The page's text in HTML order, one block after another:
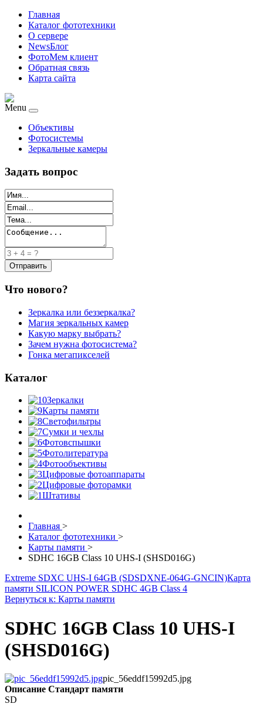
Главная
Каталог фототехники
О сервере
NewsБлог
ФотоМем клиент
Обратная связь
Карта сайта
Menu
Объективы
Фотосистемы
Зеркальные камеры
Задать вопрос
Что нового?
Зеркалка или беззеркалка?
Магия зеркальных камер
Какую марку выбрать?
Зачем нужна фотосистема?
Гонка мегапикселей
Каталог
Зеркалки
Карты памяти
Светофильтры
Сумки и чехлы
Фотовспышки
Фотолитература
Фотообъективы
Цифровые фотоаппараты
Цифровые фоторамки
Штативы
Главная >
Каталог фототехники >
Карты памяти >
SDHC 16GB Class 10 UHS-I (SHSD016G)
Extreme SDXC UHS-I 64GB (SDSDXNE-064G-GNCIN)Карта
памяти SILICON POWER SDHC 4GB Class 4
Вернуться к: Карты памяти
SDHC 16GB Class 10 UHS-I
(SHSD016G)
pic_56eddf15992d5.jpg
Описание Стандарт памяти
SD